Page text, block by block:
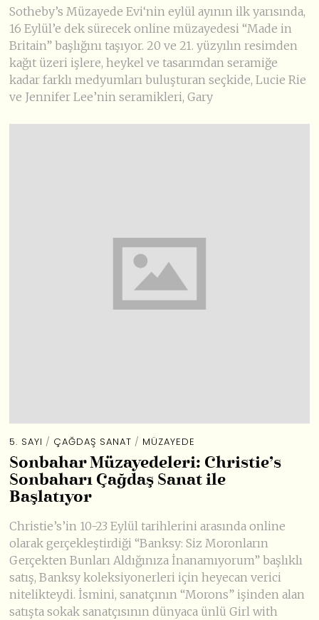
Sotheby’s Müzayede Evi‘nin eylül ayının ilk yarısında,
16 Eylül’e dek sürecek online müzayedesi “Made in
Britain” başlığını taşıyor. 20 ve 21. yüzyılın resimden
kağıt üzeri işlere, heykel ve tasarımdan seramiğe
kadar farklı medyumları buluşturan seçkide, Lucie Rie
ve Jennifer Lee’nin seramikleri, Gary
5. SAYI / ÇAĞDAŞ SANAT / MÜZAYEDE
Sonbahar Müzayedeleri: Christie’s
Sonbaharı Çağdaş Sanat ile
Başlatıyor
Christie’s’in 10-23 Eylül tarihlerini arasında online
olarak gerçekleştirdiği “Banksy: Siz Moronların
Gerçekten Bunları Aldığınıza İnanamıyorum” başlıklı
satış, Banksy koleksiyonerleri için heyecan verici
nitelikteydi. İsmini, sanatçının “Morons” işinden alan
satışta sokak sanatçısının dünyaca ünlü Girl with